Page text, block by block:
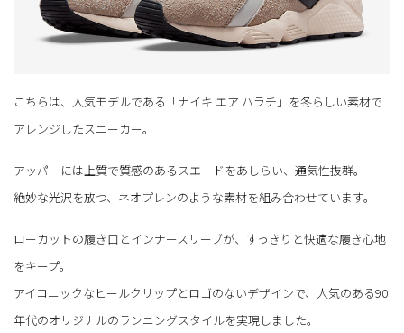
こちらは、人気モデルである「ナイキ エア ハラチ」を冬らしい素材で
アレンジしたスニーカー。
アッパーには上質で質感のあるスエードをあしらい、通気性抜群。
絶妙な光沢を放つ、ネオプレンのような素材を組み合わせています。
ローカットの履き口とインナースリーブが、すっきりと快適な履き心地
をキープ。
アイコニックなヒールクリップとロゴのないデザインで、人気のある90
年代のオリジナルのランニングスタイルを実現しました。